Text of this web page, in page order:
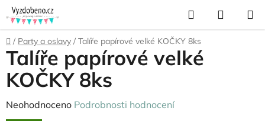
Přejít
na
obsah
Hledat
KOŠÍK
Domů
/ Party a oslavy / Talíře papírové velké KOČKY 8ks
Talíře papírové velké
KOČKY 8ks
Průměrné
Neohodnoceno Podrobnosti hodnocení